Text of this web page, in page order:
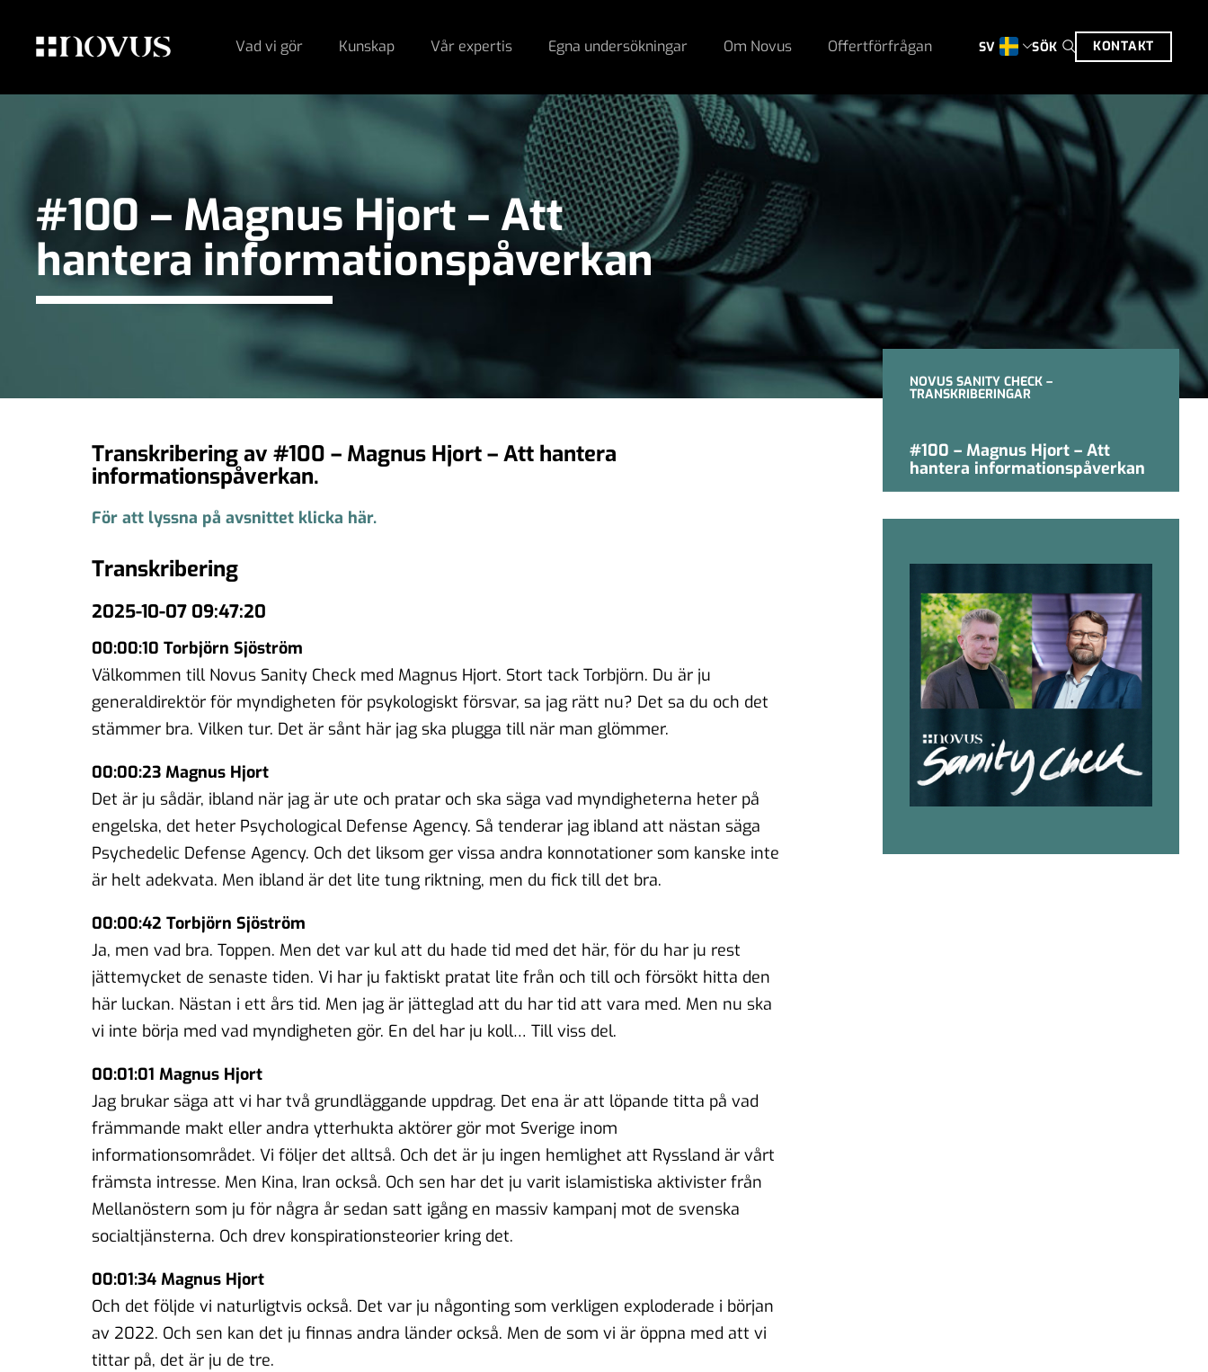
Vad vi gör Kunskap Vår expertis Egna undersökningar Om Novus Offertförfrågan SV SÖK KONTAKT
#100 – Magnus Hjort – Att
hantera informationspåverkan
Transkribering av #100 – Magnus Hjort – Att hantera
informationspåverkan.
För att lyssna på avsnittet klicka här.
Transkribering
2025-10-07 09:47:20
00:00:10 Torbjörn Sjöström
Välkommen till Novus Sanity Check med Magnus Hjort. Stort tack Torbjörn. Du är ju
generaldirektör för myndigheten för psykologiskt försvar, sa jag rätt nu? Det sa du och det
stämmer bra. Vilken tur. Det är sånt här jag ska plugga till när man glömmer.
00:00:23 Magnus Hjort
Det är ju sådär, ibland när jag är ute och pratar och ska säga vad myndigheterna heter på
engelska, det heter Psychological Defense Agency. Så tenderar jag ibland att nästan säga
Psychedelic Defense Agency. Och det liksom ger vissa andra konnotationer som kanske inte
är helt adekvata. Men ibland är det lite tung riktning, men du fick till det bra.
00:00:42 Torbjörn Sjöström
Ja, men vad bra. Toppen. Men det var kul att du hade tid med det här, för du har ju rest
jättemycket de senaste tiden. Vi har ju faktiskt pratat lite från och till och försökt hitta den
här luckan. Nästan i ett års tid. Men jag är jätteglad att du har tid att vara med. Men nu ska
vi inte börja med vad myndigheten gör. En del har ju koll… Till viss del.
00:01:01 Magnus Hjort
Jag brukar säga att vi har två grundläggande uppdrag. Det ena är att löpande titta på vad
främmande makt eller andra ytterhukta aktörer gör mot Sverige inom
informationsområdet. Vi följer det alltså. Och det är ju ingen hemlighet att Ryssland är vårt
främsta intresse. Men Kina, Iran också. Och sen har det ju varit islamistiska aktivister från
Mellanöstern som ju för några år sedan satt igång en massiv kampanj mot de svenska
socialtjänsterna. Och drev konspirationsteorier kring det.
00:01:34 Magnus Hjort
Och det följde vi naturligtvis också. Det var ju någonting som verkligen exploderade i början
av 2022. Och sen kan det ju finnas andra länder också. Men de som vi är öppna med att vi
tittar på, det är ju de tre.
NOVUS SANITY CHECK –
TRANSKRIBERINGAR
#100 – Magnus Hjort – Att
hantera informationspåverkan